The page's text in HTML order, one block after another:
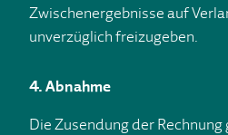
Zwischenergebnisse auf
unverzüglich freizugeben.
4. Abnahme
Die Zusendung der